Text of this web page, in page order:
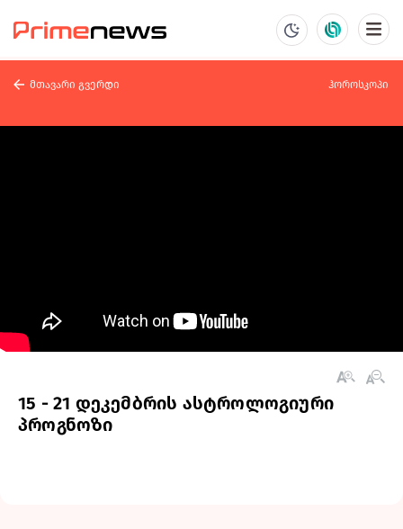
მთავარი გვერდი ჰოროსკოპი
15 - 21 დეკემბრის ასტროლოგიური
პროგნოზი